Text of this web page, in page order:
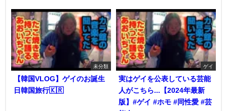
未分類
【韓国VLOG】ゲイのお誕生
日韓国旅行🇰🇷
ゲイ
実はゲイを公表している芸能
人がこちら...【2024年最新
版】#ゲイ #ホモ #同性愛 #芸